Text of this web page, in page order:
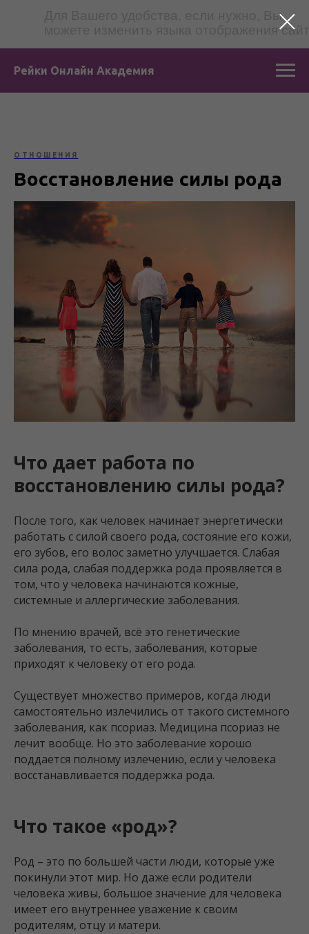
Для Вашего удобства, если нужно, Вы
можете изменить языка отображения
Рейки Онлайн Академия
ОТНОШЕНИЯ
Восстановление силы рода
Что дает работа по
восстановлению силы рода?
После того, как человек начинает энергетически
работать с силой своего рода, состояние его кожи,
его зубов, его волос заметно улучшается. Слабая
сила рода, слабая поддержка рода проявляется в
том, что у человека начинаются кожные,
системные и аллергические заболевания.
По мнению врачей, всё это генетические
заболевания, то есть, заболевания, которые
приходят к человеку от его рода.
Существует множество примеров, когда люди
самостоятельно излечились от такого системного
заболевания, как псориаз. Медицина псориаз не
лечит вообще. Но это заболевание хорошо
поддается полному излечению, если у человека
восстанавливается поддержка рода.
Что такое «род»?
Род – это по большей части люди, которые уже
покинули этот мир. Но даже если родители
человека живы, большое значение для человека
имеет его внутреннее уважение к своим
родителям, отцу и матери.